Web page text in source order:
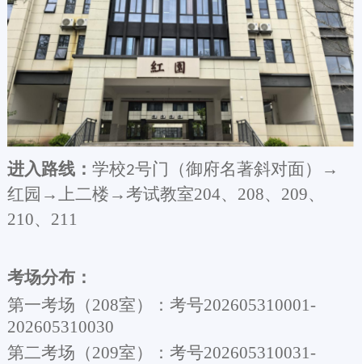
进入路线： 学校2号门（御府名著斜对面）
→
红园→上二楼→考试教室204、208、209、
210、211
考场分布：
第一考场（208室）：考号202605310001-
202605310030
第二考场（209室）：考号202605310031-